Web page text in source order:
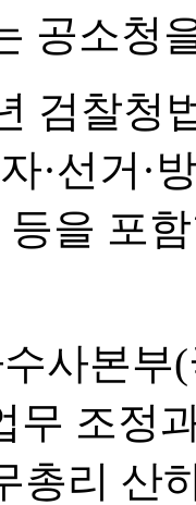
공소청
검찰청
·선거·
등을 포
사본
무 조정
총리 산